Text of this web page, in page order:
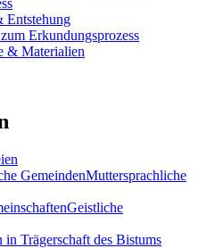
Entstehung
Erkundungsprozess
& Materialien
Muttersprachliche
Geistliche